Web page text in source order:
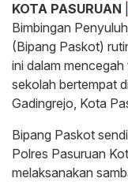
KOTA PASURUAN
Bimbingan
(Bipang Paskot)
ini dalam
sekolah bertempat
Gadingrejo, Kota
Bipang Paskot
Polres Pasuruan
melaksanakan